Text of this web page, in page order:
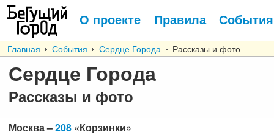
О проекте Правила События
Главная События Сердце Города Рассказы и фото
Сердце Города
Рассказы и фото
Москва –208 «Корзинки»